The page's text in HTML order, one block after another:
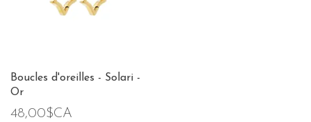
Boucles d'oreilles - Solari -
Or
48,00$CA